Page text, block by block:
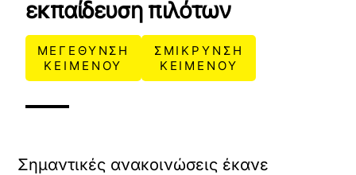
εκπαίδευση πιλότων
ΜΕΓΕΘΥΝΣΗ
ΚΕΙΜΕΝΟΥ
ΣΜΙΚΡΥΝΣΗ
ΚΕΙΜΕΝΟΥ
Σημαντικές ανακοινώσεις έκανε